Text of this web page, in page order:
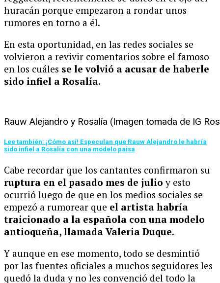
huracán porque empezaron a rondar unos
rumores en torno a él.
En esta oportunidad, en las redes sociales se
volvieron a revivir comentarios sobre el famoso
en los cuáles se le volvió a acusar de haberle
sido infiel a Rosalía.
Rauw Alejandro y Rosalía (Imagen tomada de IG
Lee también: ¡Cómo así! Especulan que Rauw Alejandro le habría
sido infiel a Rosalía con una modelo paisa
Cabe recordar que los cantantes confirmaron su
ruptura en el pasado mes de julio y esto
ocurrió luego de que en los medios sociales se
empezó a rumorear que el artista habría
traicionado a la española con una modelo
antioqueña, llamada Valeria Duque.
Y aunque en ese momento, todo se desmintió
por las fuentes oficiales a muchos seguidores les
quedó la duda y no les convenció del todo la